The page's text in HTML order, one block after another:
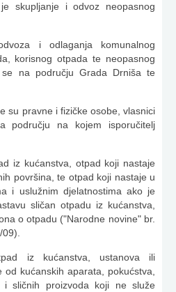
skupljanje i odvoz neopasnog
i odlaganja komunalnog
korisnog otpada te neopasnog
na području Grada Drniša te
su pravne i fizičke osobe, vlasnici
području na kojem isporučitelj
iz kućanstva, otpad koji nastaje
površina, te otpad koji nastaje u
i uslužnim djelatnostima ako je
sličan otpadu iz kućanstva,
o otpadu ("Narodne novine" br.
iz kućanstva, ustanova ili
kućanskih aparata, pokućstva,
i sličnih proizvoda koji ne služe